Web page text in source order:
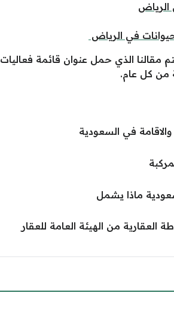
الرياض
في الرياض
مقالنا الذي حمل عنوان قائمة فعاليات
من كل عام.
في السعودية
ماذا يشمل
من الهيئة العامة للعقار